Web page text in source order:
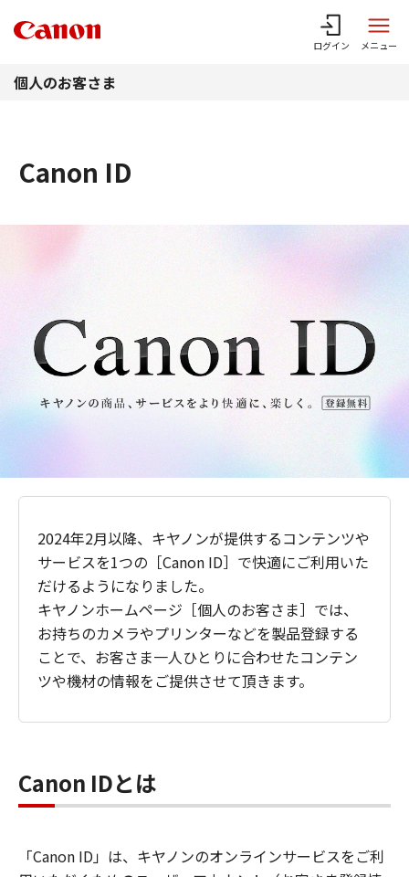
ログイン メニュー
個人のお客さま
Canon ID
2024年2月以降、キヤノンが提供するコンテンツや
サービスを1つの［Canon ID］で快適にご利用いた
だけるようになりました。
キヤノンホームページ［個人のお客さま］では、
お持ちのカメラやプリンターなどを製品登録する
ことで、お客さま一人ひとりに合わせたコンテン
ツや機材の情報をご提供させて頂きます。
Canon IDとは
「Canon ID」は、キヤノンのオンラインサービスをご利